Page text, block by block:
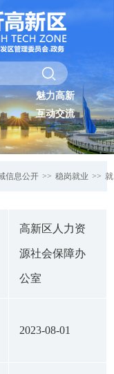
魅力高新
互动交流
信息公开 >> 稳岗就业 >> 就
高新区人力资
源社会保障办
公室
2023-08-01